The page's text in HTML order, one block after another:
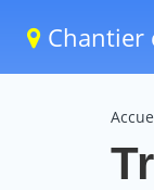
Chantier